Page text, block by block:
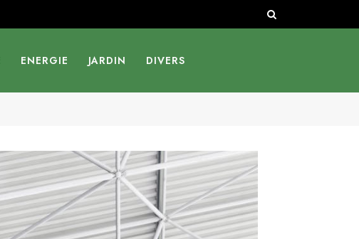
ENERGIE JARDIN DIVERS